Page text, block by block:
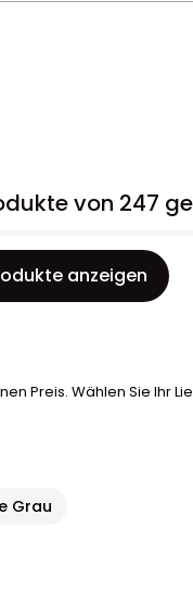
von 247
anzeigen
Preis. Wählen Sie Ihr
Grau